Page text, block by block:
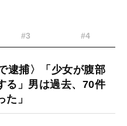
#3 #4
逮捕〉「少女が腹部
る」男は過去、70件
」